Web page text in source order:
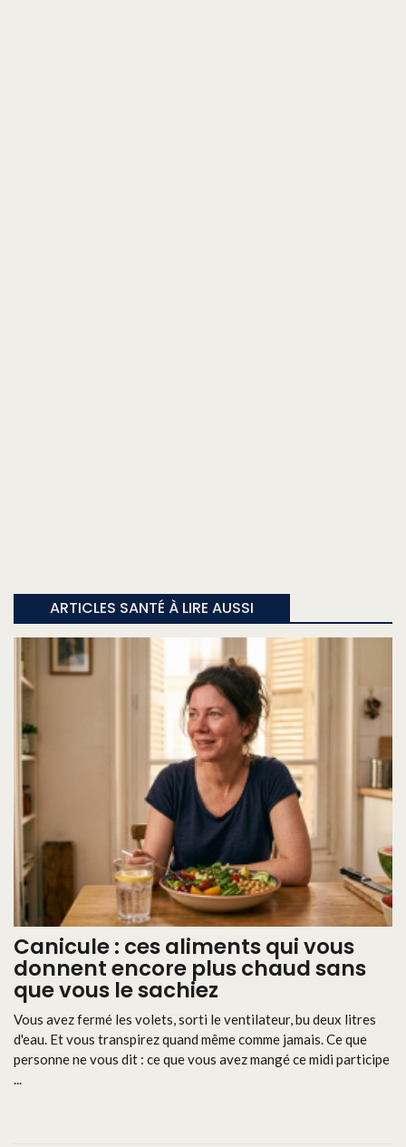
ARTICLES SANTÉ À LIRE AUSSI
Canicule : ces aliments qui vous
donnent encore plus chaud sans
que vous le sachiez
Vous avez fermé les volets, sorti le ventilateur, bu deux litres
d'eau. Et vous transpirez quand même comme jamais. Ce que
personne ne vous dit : ce que vous avez mangé ce midi participe
...